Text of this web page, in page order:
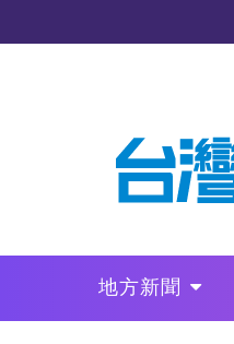
地方新聞
政治
財經